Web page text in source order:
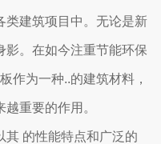
类建筑项目中。无论是新
影。在如今注重节能环保
作为一种..的建筑材料，
重要的作用。
其 的性能特点和广泛的